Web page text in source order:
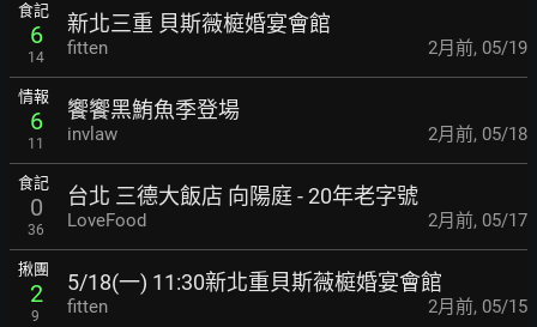
食記
6
14
新北三重 貝斯薇榳婚宴會館
fitten 2月前, 05/19
情報
6
11
饗饗黑鮪魚季登場
invlaw 2月前, 05/18
食記
0
36
台北 三德大飯店 向陽庭 - 20年老字號
LoveFood 2月前, 05/17
揪團
2
9
5/18(一) 11:30新北重貝斯薇榳婚宴會館
fitten 2月前, 05/15